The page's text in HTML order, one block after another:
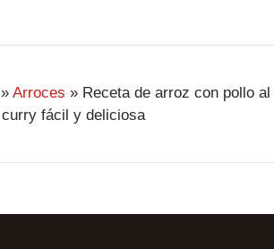
» Arroces » Receta de arroz con pollo al
curry fácil y deliciosa